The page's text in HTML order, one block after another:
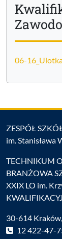
06-
ZESPÓŁ
im. Stanisława
TECHNIKUM
BRANŻOWA
XXIX LO im.
30-614
12 422-47-